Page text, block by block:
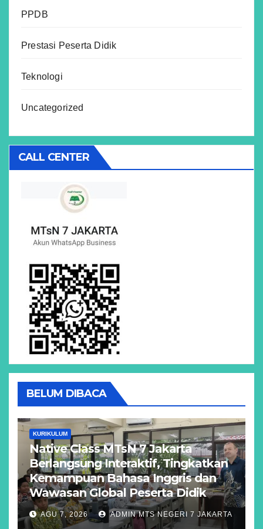
PPDB
Prestasi Peserta Didik
Teknologi
Uncategorized
CALL CENTER
BELUM DIBACA
KURIKULUM
Native Class MTsN 7 Jakarta
Berlangsung Interaktif, Tingkatkan
Kemampuan Bahasa Inggris dan
Wawasan Global Peserta Didik
AGU 7, 2026 ADMIN MTS NEGERI 7 JAKARTA